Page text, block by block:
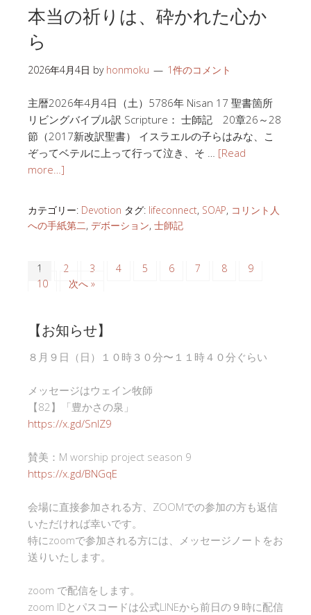
本当の祈りは、砕かれた心か
ら
2026年4月4日 by honmoku 1件のコメント
主暦2026年4月4日（土）5786年 Nisan 17 聖書箇所
リビングバイブル訳 Scripture： 士師記 20章26～28
節（2017新改訳聖書） イスラエルの子らはみな、こ
ぞってベテルに上って行って泣き、そ … [Read
more…]
カテゴリー: Devotion タグ: lifeconnect, SOAP, コリント人
への手紙第二, デボーション, 士師記
1 2 3 4 5 6 7 8
9
10
次へ »
【お知らせ】
８月９日（日）１０時３０分〜１１時４０分ぐらい
メッセージはウェイン牧師
【82】「豊かさの泉」
https://x.gd/SnlZ9
賛美：M worship project season 9
https://x.gd/BNGqE
会場に直接参加される方、ZOOMでの参加の方も返信
いただければ幸いです。
特にzoomで参加される方には、メッセージノートをお
送りいたします。
zoom で配信をします。
zoom IDとパスコードは公式LINEから前日の９時に配信